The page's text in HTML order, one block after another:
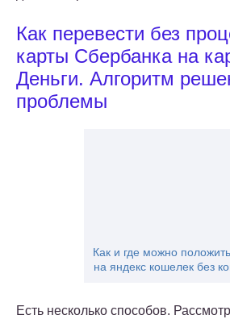
Как перевести без
карты Сбербанка на
Деньги. Алгоритм
проблемы
Как и где можно
на яндекс кошелек без
Есть несколько способов.